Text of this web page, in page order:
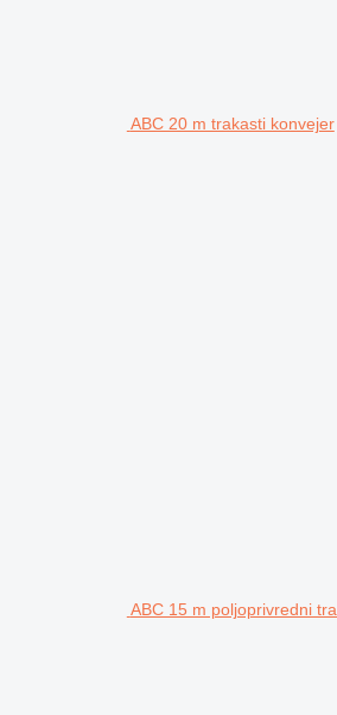
ABC 20 m trakasti konvejer
ABC 15 m poljoprivredni